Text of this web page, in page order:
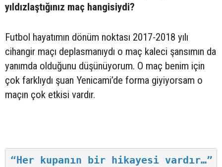
yıldızlaştığınız maç hangisiydi?
Futbol hayatımın dönüm noktası 2017-2018 yılı
cihangir maçı deplasmanıydı o maç kaleci şansımın da
yanımda olduğunu düşünüyorum. O maç benim için
çok farklıydı şuan Yenicami’de forma giyiyorsam o
maçın çok etkisi vardır.
“Her kupanın bir hikayesi vardır…”